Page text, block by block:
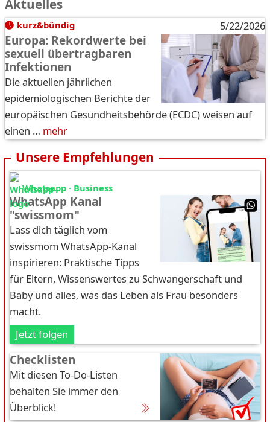
Aktuelles
kurz&bündig 5/22/2026
Europa: Rekordwerte bei
sexuell übertragbaren
Infektionen
Die aktuellen jährlichen
epidemiologischen Berichte der
europäischen Gesundheitsbehörde (ECDC) weisen auf
einen … mehr
Unsere Empfehlungen
Whatsapp · Business
WhatsApp Kanal
"swissmom"
Lass dich täglich vom
swissmom WhatsApp-Kanal
inspirieren: Praktische Tipps
für Eltern, Wissenswertes zu Schwangerschaft und
Baby und alles, was das Leben als Frau besonders
macht.
Jetzt folgen
Checklisten
Mit diesen To-Do-Listen
behalten Sie immer den
Überblick!